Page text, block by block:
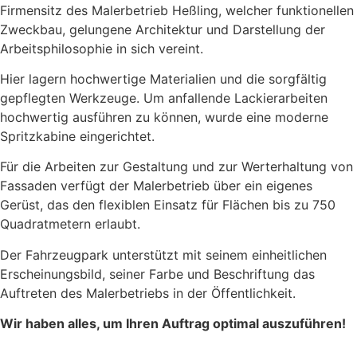
Firmensitz des Malerbetrieb Heßling, welcher funktionellen
Zweckbau, gelungene Architektur und Darstellung der
Arbeitsphilosophie in sich vereint.
Hier lagern hochwertige Materialien und die sorgfältig
gepflegten Werkzeuge. Um anfallende Lackierarbeiten
hochwertig ausführen zu können, wurde eine moderne
Spritzkabine eingerichtet.
Für die Arbeiten zur Gestaltung und zur Werterhaltung von
Fassaden verfügt der Malerbetrieb über ein eigenes
Gerüst, das den flexiblen Einsatz für Flächen bis zu 750
Quadratmetern erlaubt.
Der Fahrzeugpark unterstützt mit seinem einheitlichen
Erscheinungsbild, seiner Farbe und Beschriftung das
Auftreten des Malerbetriebs in der Öffentlichkeit.
Wir haben alles, um Ihren Auftrag optimal auszuführen!